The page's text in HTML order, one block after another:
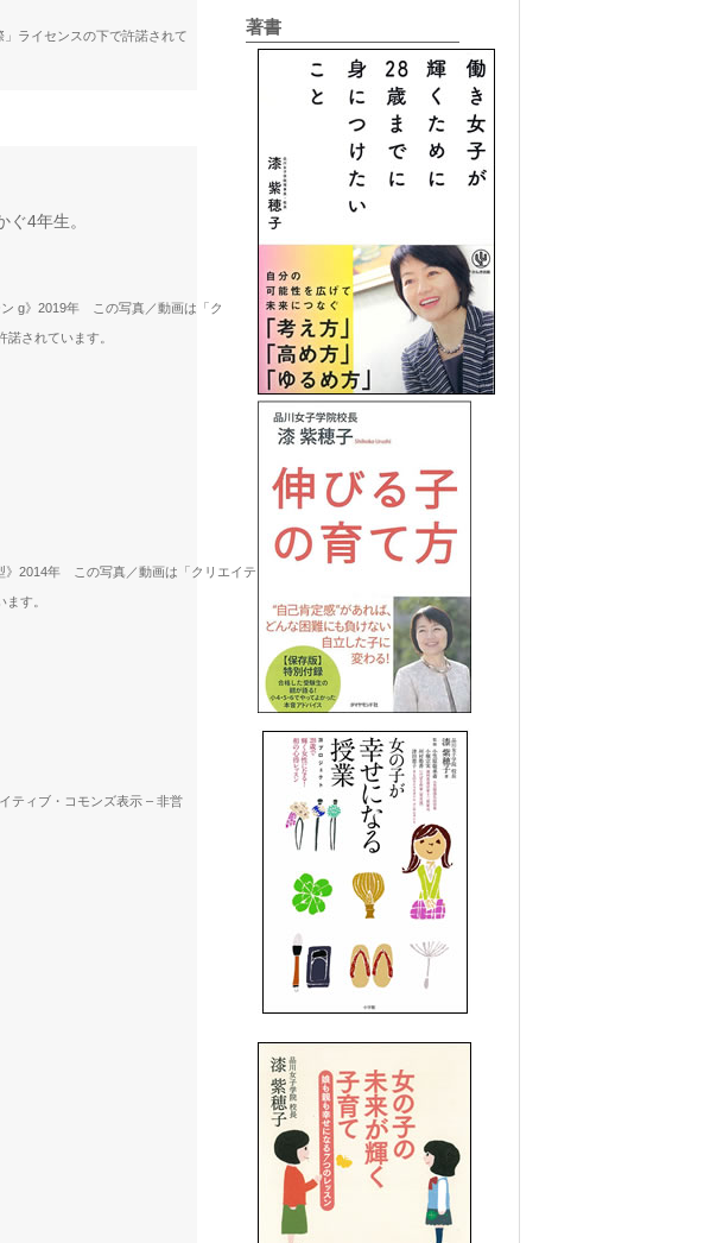
ライセンスの下で許諾されて
4年生。
g》2019年 この写真／動画は「ク
されています。
2014年 この写真／動画は「クリエイティ
す。
ティブ・コモンズ表示 – 非営
著書